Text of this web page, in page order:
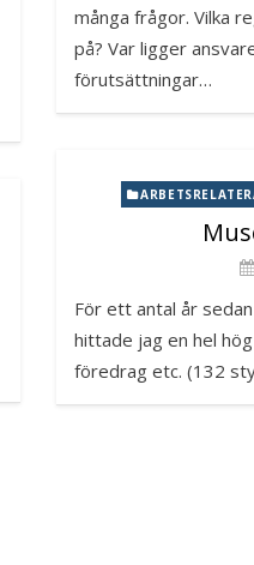
många frågor. Vilka
på? Var ligger
förutsättningar…
För ett antal år
hittade jag en hel
föredrag etc. (132